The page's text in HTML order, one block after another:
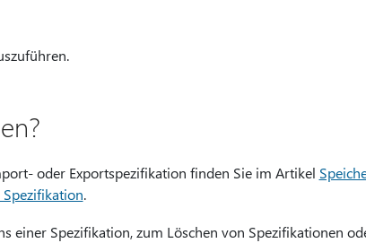
oder Exportspezifikation finden Sie im Artikel
.
einer Spezifikation, zum Löschen von Spezifikationen